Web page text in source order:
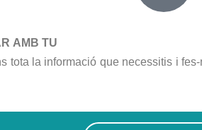
AMB TU
tota la informació que necessitis i